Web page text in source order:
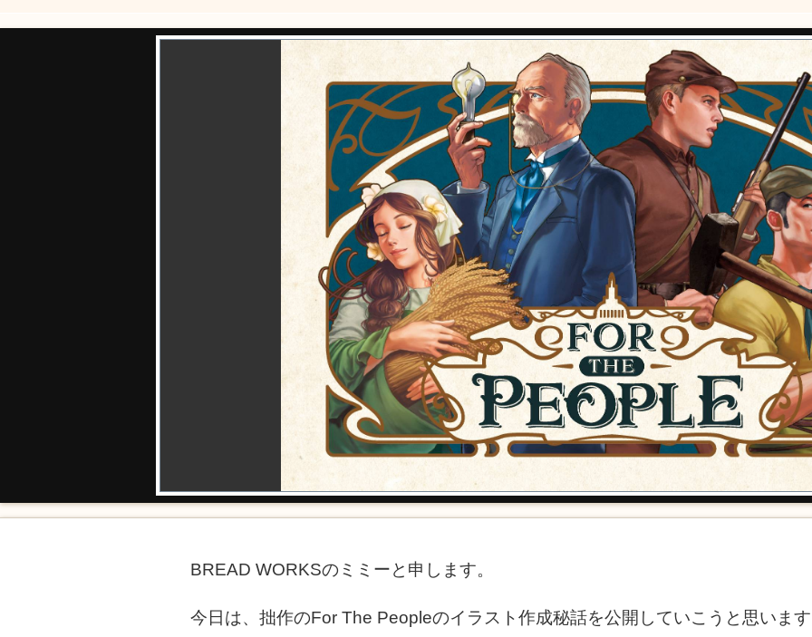
BREAD WORKSのミミーと申します。
今日は、拙作のFor The Peopleのイラスト作成秘話を公開していこうと思いま